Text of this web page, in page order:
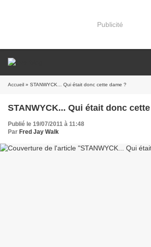
Publicité
Accueil » STANWYCK... Qui était donc cette dame ?
STANWYCK... Qui était donc
Publié le 19/07/2011 à 11:48
Par Fred Jay Walk